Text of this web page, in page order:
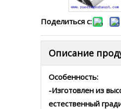
Поделиться с:
Описание
Особенность:
-Изготовлен из
естественный